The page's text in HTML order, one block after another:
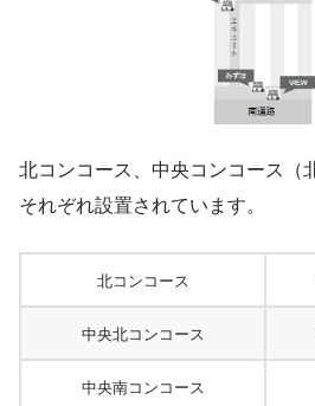
北コンコース、中央コンコース（
それぞれ設置されています。
北コンコース
中央北コンコース
中央南コンコース